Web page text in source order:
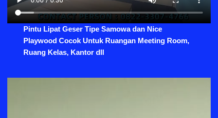
Pintu Lipat Geser Tipe Samowa dan Nice
Playwood Cocok Untuk Ruangan Meeting Room,
Ruang Kelas, Kantor dll